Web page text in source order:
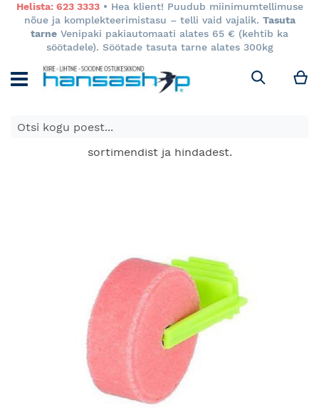
Helista: 623 3333• Hea klient! Puudub miinimumtellimuse
nõue ja komplekteerimistasu – telli vaid vajalik. Tasuta
tarne Venipaki pakiautomaati alates 65 € (kehtib ka
söötadele). Söötade tasuta tarne alates 300kg
Otsi
E-poes kuvatavad toodete hinnad kehtivad ainult e-
poes ja võivad erineda Keila ja Tartu poodide
sortimendist ja hindadest.